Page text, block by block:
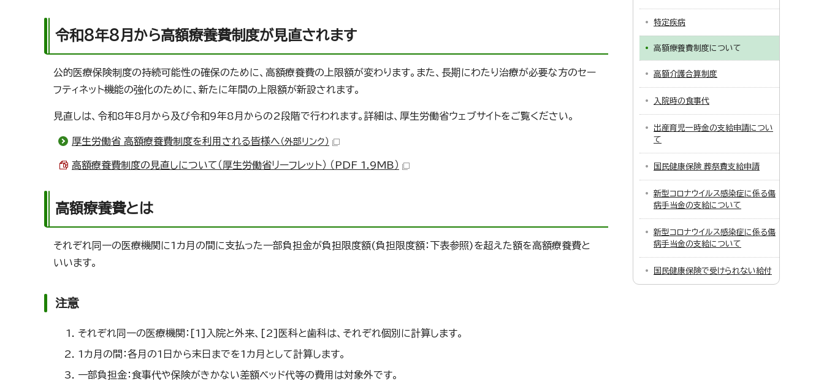
令和8年8月から高額療養費制度が見直されます
公的医療保険制度の持続可能性の確保のために、高額療養費の上限額が変わります。また、長期にわたり治療が必要な方のセー
フティネット機能の強化のために、新たに年間の上限額が新設されます。
見直しは、令和8年8月から及び令和9年8月からの2段階で行われます。詳細は、厚生労働省ウェブサイトをご覧ください。
厚生労働省 高額療養費制度を利用される皆様へ （外部リンク）
高額療養費制度の見直しについて（厚生労働省リーフレット） （PDF 1.9MB）
高額療養費とは
それぞれ同一の医療機関に1カ月の間に支払った一部負担金が負担限度額(負担限度額：下表参照)を超えた額を高額療養費と
いいます。
注意
それぞれ同一の医療機関：[1]入院と外来、[2]医科と歯科は、それぞれ個別に計算します。
1カ月の間：各月の1日から末日までを1カ月として計算します。
一部負担金：食事代や保険がきかない差額ベッド代等の費用は対象外です。
特定疾病
高額療養費制度について
高額介護合算制度
入院時の食事代
出産育児一時金の支給申請につい
て
国民健康保険 葬祭費支給申請
新型コロナウイルス感染症に係る傷
病手当金の支給について
新型コロナウイルス感染症に係る傷
病手当金の支給について
国民健康保険で受けられない給付